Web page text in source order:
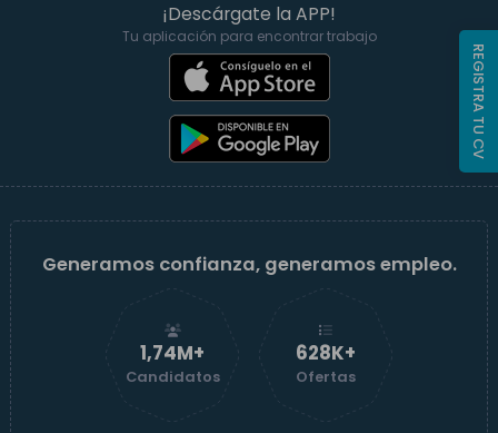
¡Descárgate la APP!
Tu aplicación para encontrar trabajo
Generamos confianza, generamos empleo.
1,74M+
Candidatos
629K+
Ofertas
REGISTRA TU CV